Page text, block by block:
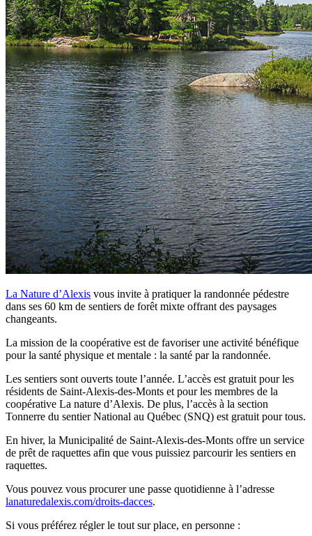
La Nature d’Alexis vous invite à pratiquer la randonnée pédestre
dans ses 60 km de sentiers de forêt mixte offrant des paysages
changeants.
La mission de la coopérative est de favoriser une activité bénéfique
pour la santé physique et mentale : la santé par la randonnée.
Les sentiers sont ouverts toute l’année. L’accès est gratuit pour les
résidents de Saint-Alexis-des-Monts et pour les membres de la
coopérative La nature d’Alexis. De plus, l’accès à la section
Tonnerre du sentier National au Québec (SNQ) est gratuit pour tous.
En hiver, la Municipalité de Saint-Alexis-des-Monts offre un service
de prêt de raquettes afin que vous puissiez parcourir les sentiers en
raquettes.
Vous pouvez vous procurer une passe quotidienne à l’adresse
lanaturedalexis.com/droits-dacces.
Si vous préférez régler le tout sur place, en personne :